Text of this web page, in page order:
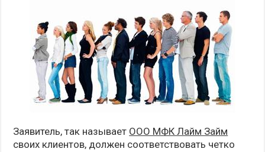
Заявитель, так называет ООО МФК Лайм Займ
своих клиентов, должен соответствовать четко